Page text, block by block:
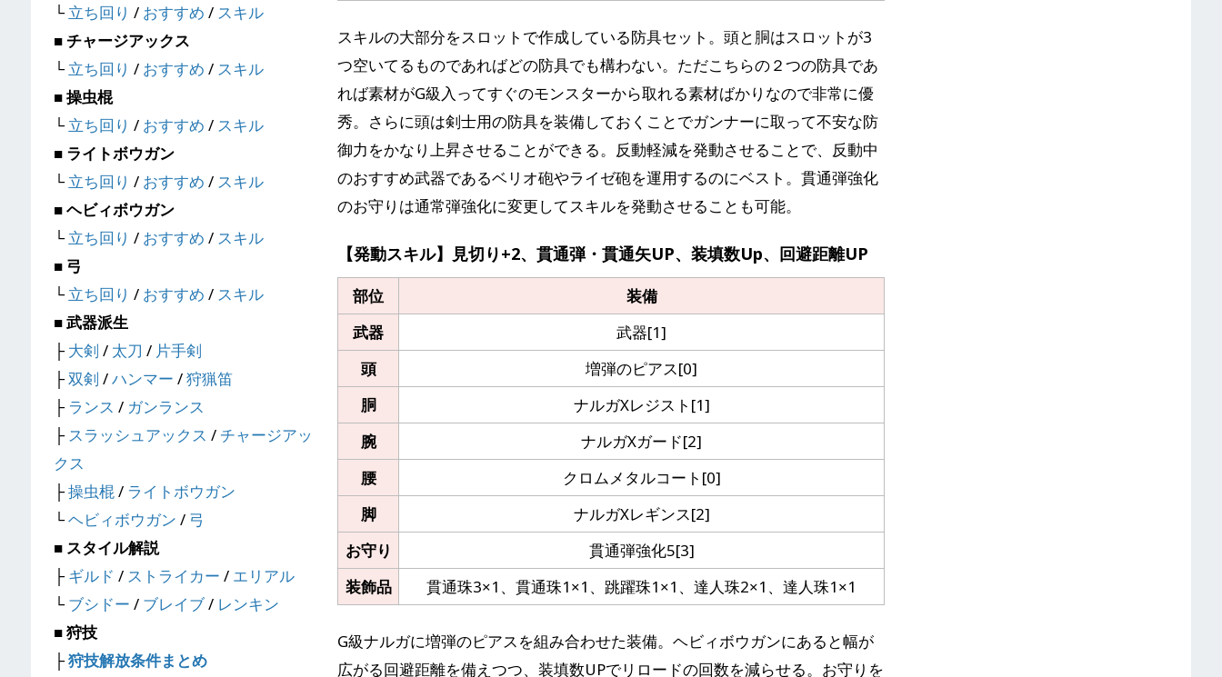
スキルの大部分をスロットで作成している防具セット。頭と胴はスロットが3
つ空いてるものであればどの防具でも構わない。ただこちらの２つの防具であ
れば素材がG級入ってすぐのモンスターから取れる素材ばかりなので非常に優
秀。さらに頭は剣士用の防具を装備しておくことでガンナーに取って不安な防
御力をかなり上昇させることができる。反動軽減を発動させることで、反動中
のおすすめ武器であるベリオ砲やライゼ砲を運用するのにベスト。貫通弾強化
のお守りは通常弾強化に変更してスキルを発動させることも可能。
【発動スキル】見切り+2、貫通弾・貫通矢UP、装填数Up、回避距離UP
部位
装備
武器
武器[1]
頭
増弾のピアス[0]
胴
ナルガXレジスト[1]
腕
ナルガXガード[2]
腰
クロムメタルコート[0]
脚
ナルガXレギンス[2]
お守り
貫通弾強化5[3]
装飾品
貫通珠3×1、貫通珠1×1、跳躍珠1×1、達人珠2×1、達人珠1×1
G級ナルガに増弾のピアスを組み合わせた装備。ヘビィボウガンにあると幅が
広がる回避距離を備えつつ、装填数UPでリロードの回数を減らせる。お守りを
└立ち回り / おすすめ / スキル
■ チャージアックス
└立ち回り / おすすめ / スキル
■ 操虫棍
└立ち回り / おすすめ / スキル
■ ライトボウガン
└立ち回り / おすすめ / スキル
■ ヘビィボウガン
└立ち回り / おすすめ / スキル
■ 弓
└立ち回り / おすすめ / スキル
■ 武器派生
├大剣 / 太刀 / 片手剣
├双剣 /ハンマー /狩猟笛
├ランス / ガンランス
├スラッシュアックス / チャージアッ
クス
├操虫棍/ ライトボウガン
└ヘビィボウガン / 弓
■ スタイル解説
├ギルド / ストライカー / エリアル
└ブシドー / ブレイブ/ レンキン
■ 狩技
├狩技解放条件まとめ